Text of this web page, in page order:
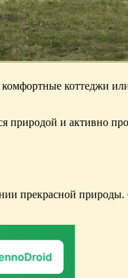
коттеджи
природой и активно
прекрасной